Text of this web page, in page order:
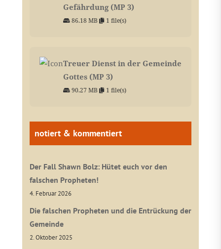
Gefährdung (MP 3)
86.18 MB 1 file(s)
Treuer Dienst in der Gemeinde
Gottes (MP 3)
90.27 MB 1 file(s)
notiert & kommentiert
Der Fall Shawn Bolz: Hütet euch vor den
falschen Propheten!
4. Februar 2026
Die falschen Propheten und die Entrückung der
Gemeinde
2. Oktober 2025